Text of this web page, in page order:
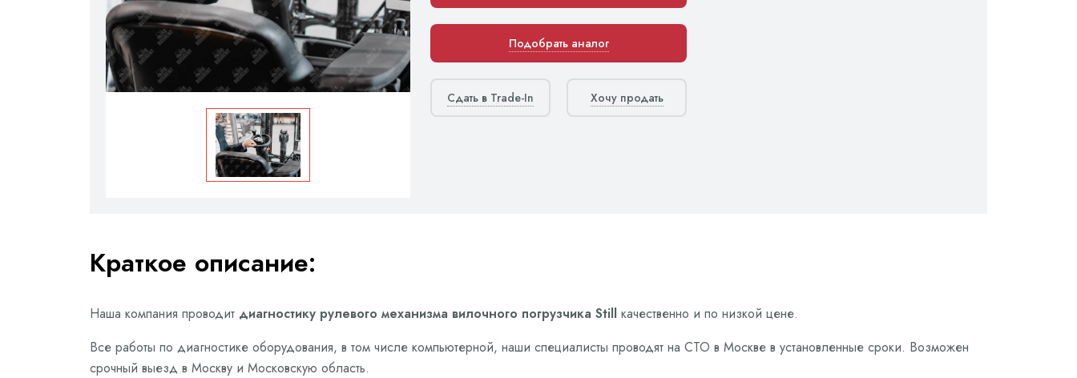
Подобрать аналог
Сдать в Trade-In Хочу продать
Краткое описание:
Наша компания проводит диагностику рулевого механизма вилочного погрузчика Still качественно и по низкой цене.
Все работы по диагностике оборудования, в том числе компьютерной, наши специалисты проводят на СТО в Москве в установленные сроки. Возможен
срочный выезд в Москву и Московскую область.